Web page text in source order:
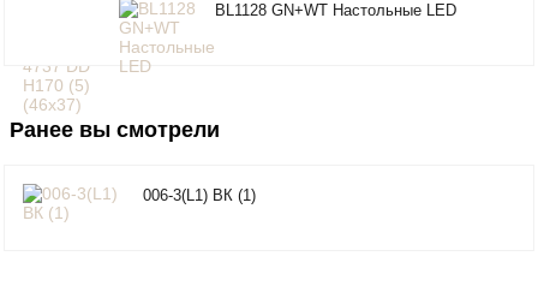
BL1128 GN+WT Настольные LED
Ранее вы смотрели
006-3(L1) ВК (1)